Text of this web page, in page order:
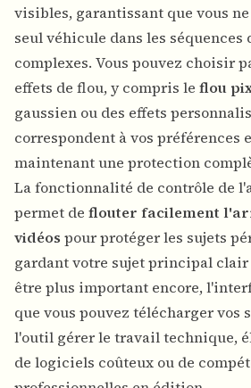
visibles, garantissant que vous
seul véhicule dans les
complexes. Vous pouvez choisir
effets de flou, y compris le flou
gaussien ou des effets
correspondent à vos préférences
maintenant une protection
La fonctionnalité de contrôle de
permet de flouter facilement
vidéos pour protéger les sujets
gardant votre sujet principal
être plus important encore,
que vous pouvez télécharger vos
l'outil gérer le travail technique,
de logiciels coûteux ou de